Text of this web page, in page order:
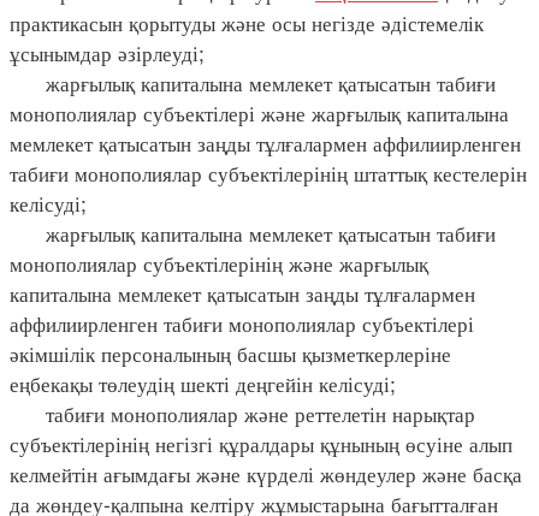
практикасын қорытуды және осы негізде әдістемелік
ұсынымдар әзірлеуді;
жарғылық капиталына мемлекет қатысатын табиғи
монополиялар субъектілері және жарғылық капиталына
мемлекет қатысатын заңды тұлғалармен аффилиирленген
табиғи монополиялар субъектілерінің штаттық кестелерін
келісуді;
жарғылық капиталына мемлекет қатысатын табиғи
монополиялар субъектілерінің және жарғылық
капиталына мемлекет қатысатын заңды тұлғалармен
аффилиирленген табиғи монополиялар субъектілері
әкімшілік персоналының басшы қызметкерлеріне
еңбекақы төлеудің шекті деңгейін келісуді;
табиғи монополиялар және реттелетін нарықтар
субъектілерінің негізгі құралдары құнының өсуіне алып
келмейтін ағымдағы және күрделі жөндеулер және басқа
да жөндеу-қалпына келтіру жұмыстарына бағытталған